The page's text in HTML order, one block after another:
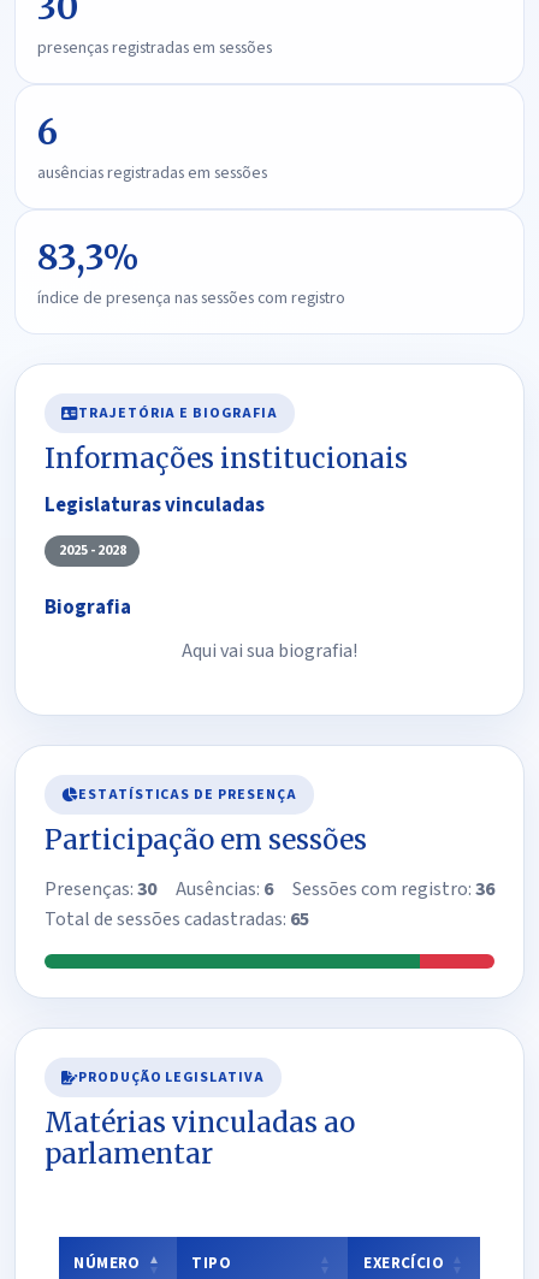
presenças registradas em sessões
6
ausências registradas em sessões
83,3%
índice de presença nas sessões com registro
TRAJETÓRIA E BIOGRAFIA
Informações institucionais
Legislaturas vinculadas
2025 - 2028
Biografia
Aqui vai sua biografia!
ESTATÍSTICAS DE PRESENÇA
Participação em sessões
Presenças:30 Ausências: 6 Sessões com registro:36
Total de sessões cadastradas: 65
PRODUÇÃO LEGISLATIVA
Matérias vinculadas ao
parlamentar
NÚMERO TIPO EXERCÍCIO